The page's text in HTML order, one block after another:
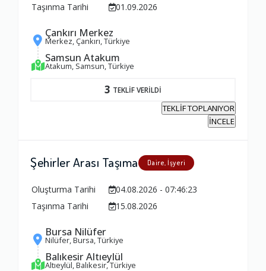
Taşınma Tarihi
01.09.2026
Çankırı Merkez
Merkez, Çankırı, Türkiye
Samsun Atakum
Atakum, Samsun, Türkiye
3 TEKLİF VERİLDİ
TEKLİF TOPLANIYOR
İNCELE
Şehirler Arası Taşıma Daire, İşyeri
Oluşturma Tarihi
04.08.2026 - 07:46:23
Taşınma Tarihi
15.08.2026
Bursa Nilüfer
Nilüfer, Bursa, Türkiye
Balıkesir Altıeylül
Altıeylül, Balıkesir, Türkiye
1.0
Firma Çalışanları
Fiyatlandırma Dengesi